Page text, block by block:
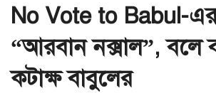
No Vote to Babul-এর
“আরবান নক্সাল”, বলে
কটাক্ষ বাবুলের